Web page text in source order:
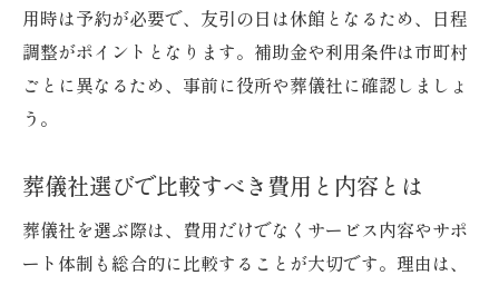
用時は予約が必要で、友引の日は休館となるため、日程
調整がポイントとなります。補助金や利用条件は市町村
ごとに異なるため、事前に役所や葬儀社に確認しましょ
う。
葬儀社選びで比較すべき費用と内容とは
葬儀社を選ぶ際は、費用だけでなくサービス内容やサポ
ート体制も総合的に比較することが大切です。理由は、